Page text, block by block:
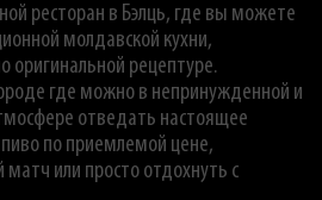
ресторан в Бэлць, где вы можете
молдавской кухни,
оригинальной рецептуре.
где можно в непринужденной и
отведать настоящее
по приемлемой цене,
или просто отдохнуть с